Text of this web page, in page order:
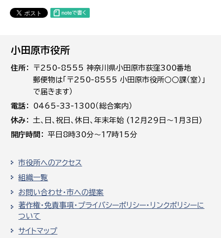
小田原市役所
住所
〒250-8555 神奈川県小田原市荻窪300番地
郵便物は「〒250-8555 小田原市役所○○課（室）」
で届きます）
電話
0465-33-1300（総合案内）
休み
土､日､祝日、休日、年末年始 (12月29日～1月3日)
開庁時間
平日8時30分～17時15分
市役所へのアクセス
組織一覧
お問い合わせ・市への提案
著作権・免責事項・プライバシーポリシー・リンクポリシーに
ついて
サイトマップ